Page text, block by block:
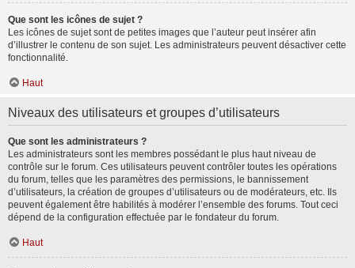
Que sont les icônes de sujet ?
Les icônes de sujet sont de petites images que l’auteur peut insérer afin
d’illustrer le contenu de son sujet. Les administrateurs peuvent désactiver cette
fonctionnalité.
Haut
Niveaux des utilisateurs et groupes d’utilisateurs
Que sont les administrateurs ?
Les administrateurs sont les membres possédant le plus haut niveau de
contrôle sur le forum. Ces utilisateurs peuvent contrôler toutes les opérations
du forum, telles que les paramètres des permissions, le bannissement
d’utilisateurs, la création de groupes d’utilisateurs ou de modérateurs, etc. Ils
peuvent également être habilités à modérer l’ensemble des forums. Tout ceci
dépend de la configuration effectuée par le fondateur du forum.
Haut